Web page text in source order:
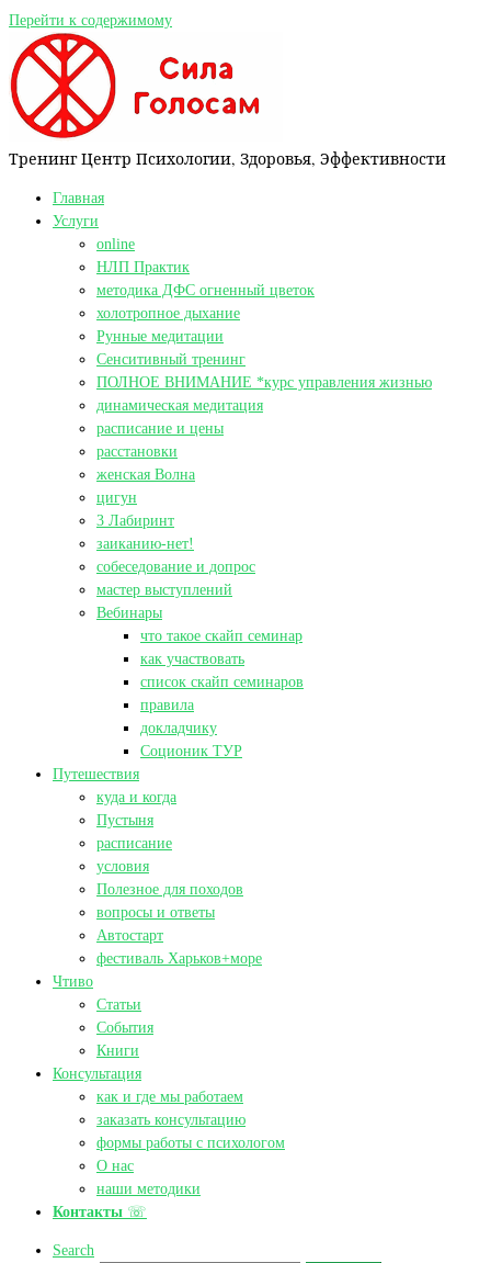
Перейти к содержимому
Тренинг Центр Психологии, Здоровья, Эффективности
Главная
Услуги
online
НЛП Практик
методика ДФС огненный цветок
холотропное дыхание
Рунные медитации
Сенситивный тренинг
ПОЛНОЕ ВНИМАНИЕ *курс управления жизнью
динамическая медитация
расписание и цены
расстановки
женская Волна
цигун
3 Лабиринт
заиканию-нет!
собеседование и допрос
мастер выступлений
Вебинары
что такое скайп семинар
как участвовать
список скайп семинаров
правила
докладчику
Соционик ТУР
Путешествия
куда и когда
Пустыня
расписание
условия
Полезное для походов
вопросы и ответы
Автостарт
фестиваль Харьков+море
Чтиво
Статьи
События
Книги
Консультация
как и где мы работаем
заказать консультацию
формы работы с психологом
О нас
наши методики
Контакты ☏
Search